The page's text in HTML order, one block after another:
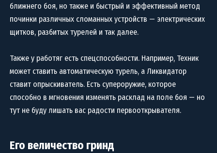
ближнего боя, но также и быстрый и эффективный метод
починки различных сломанных устройств — электрических
щитков, разбитых турелей и так далее.
Также у работяг есть спецспособности. Например, Техник
может ставить автоматическую турель, а Ликвидатор
ставит опрыскиватель. Есть супероружие, которое
способно в мгновения изменять расклад на поле боя — но
тут не буду лишать вас радости первооткрывателя.
Его величество гринд